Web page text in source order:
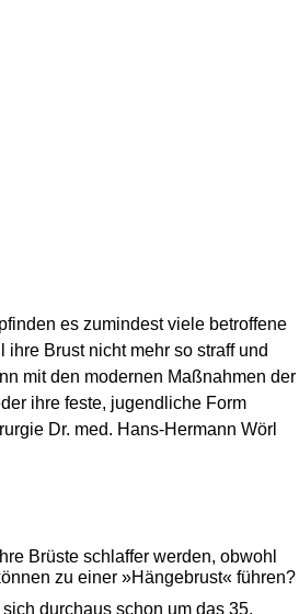
es zumindest viele betroffene
Brust nicht mehr so straff und
mit den modernen Maßnahmen der
ihre feste, jugendliche Form
Dr. med. Hans-Hermann Wörl
Brüste schlaffer werden, obwohl
zu einer »Hängebrust« führen?
durchaus schon um das 35.